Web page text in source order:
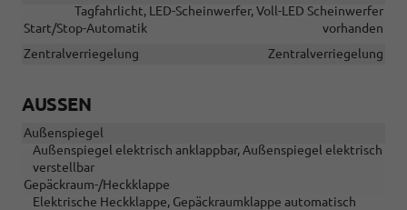
Tagfahrlicht, LED-Scheinwerfer, Voll-LED Scheinwerfer
Start/Stop-Automatik
vorhanden
Zentralverriegelung
Zentralverriegelung
AUSSEN
Außenspiegel
Außenspiegel elektrisch anklappbar, Außenspiegel elektrisch
verstellbar
Gepäckraum-/Heckklappe
Elektrische Heckklappe, Gepäckraumklappe automatisch